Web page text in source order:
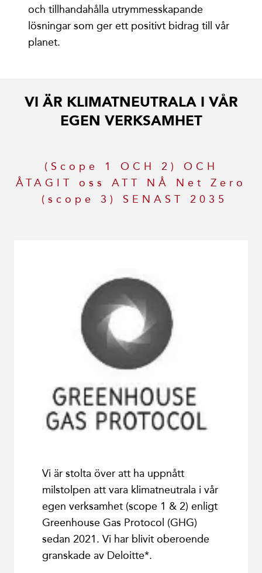
och tillhandahålla utrymmesskapande
lösningar som ger ett positivt bidrag till vår
planet.
VI ÄR KLIMATNEUTRALA I VÅR
EGEN VERKSAMHET
(Scope 1 OCH 2) OCH
ÅTAGIT oss ATT NÅ Net Zero
(scope 3) SENAST 2035
Vi är stolta över att ha uppnått
milstolpen att vara klimatneutrala i vår
egen verksamhet (scope 1 & 2) enligt
Greenhouse Gas Protocol (GHG)
sedan 2021. Vi har blivit oberoende
granskade av Deloitte*.